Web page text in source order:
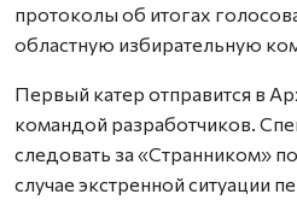
протоколы об итогах
областную избирательную
Первый катер отправится в
командой разработчиков.
следовать за «Странником»
случае экстренной ситуации